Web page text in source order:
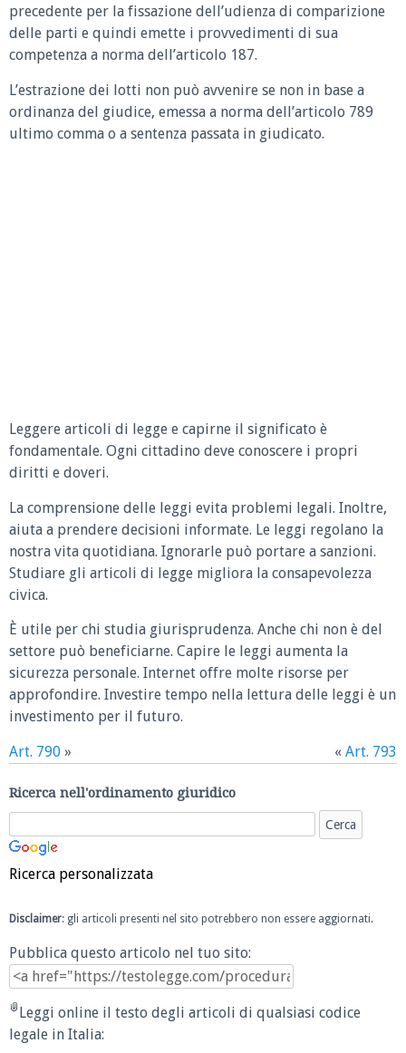
precedente per la fissazione dell’udienza di comparizione
delle parti e quindi emette i provvedimenti di sua
competenza a norma dell’articolo 187.
L’estrazione dei lotti non può avvenire se non in base a
ordinanza del giudice, emessa a norma dell’articolo 789
ultimo comma o a sentenza passata in giudicato.
Leggere articoli di legge e capirne il significato è
fondamentale. Ogni cittadino deve conoscere i propri
diritti e doveri.
La comprensione delle leggi evita problemi legali. Inoltre,
aiuta a prendere decisioni informate. Le leggi regolano la
nostra vita quotidiana. Ignorarle può portare a sanzioni.
Studiare gli articoli di legge migliora la consapevolezza
civica.
È utile per chi studia giurisprudenza. Anche chi non è del
settore può beneficiarne. Capire le leggi aumenta la
sicurezza personale. Internet offre molte risorse per
approfondire. Investire tempo nella lettura delle leggi è un
investimento per il futuro.
Art. 790 » « Art. 793
Ricerca nell'ordinamento giuridico
Ricerca personalizzata
Disclaimer: gli articoli presenti nel sito potrebbero non essere aggiornati.
Pubblica questo articolo nel tuo sito:
Leggi online il testo degli articoli di qualsiasi codice
legale in Italia: